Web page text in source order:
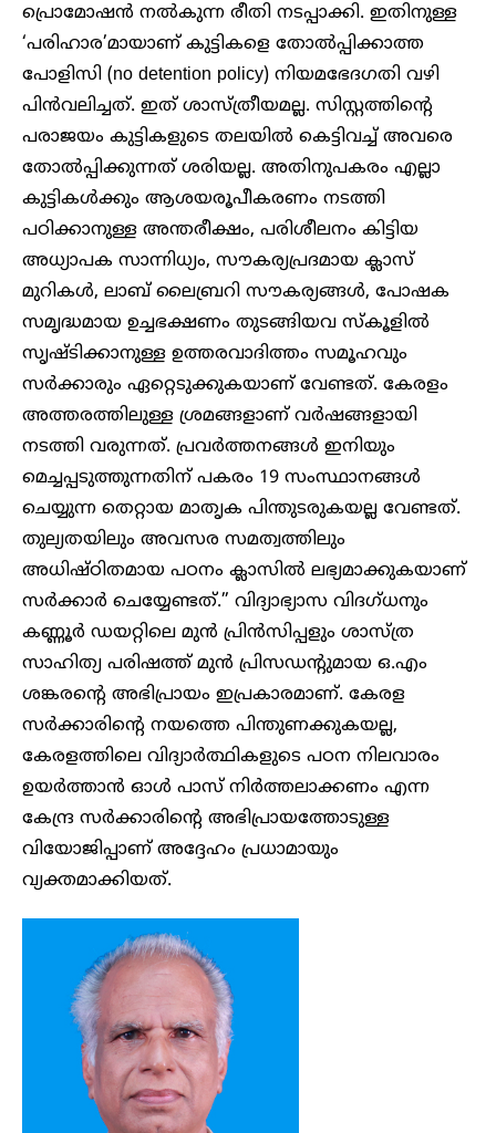
പ്രൊമോഷൻ നൽകുന്ന രീതി നടപ്പാക്കി. ഇതിനുള്ള
‘പരിഹാര’മായാണ് കുട്ടികളെ തോൽപ്പിക്കാത്ത
പോളിസി (no detention policy) നിയമഭേദഗതി വഴി
പിൻവലിച്ചത്. ഇത് ശാസ്ത്രീയമല്ല. സിസ്റ്റത്തിന്റെ
പരാജയം കുട്ടികളുടെ തലയിൽ കെട്ടിവച്ച് അവരെ
തോൽപ്പിക്കുന്നത് ശരിയല്ല. അതിനുപകരം എല്ലാ
കുട്ടികൾക്കും ആശയരൂപീകരണം നടത്തി
പഠിക്കാനുള്ള അന്തരീക്ഷം, പരിശീലനം കിട്ടിയ
അധ്യാപക സാന്നിധ്യം, സൗകര്യപ്രദമായ ക്ലാസ്
മുറികൾ, ലാബ് ലൈബ്രറി സൗകര്യങ്ങൾ, പോഷക
സമൃദ്ധമായ ഉച്ചഭക്ഷണം തുടങ്ങിയവ സ്‌കൂളിൽ
സൃഷ്ടിക്കാനുള്ള ഉത്തരവാദിത്തം സമൂഹവും
സർക്കാരും ഏറ്റെടുക്കുകയാണ് വേണ്ടത്. കേരളം
അത്തരത്തിലുള്ള ശ്രമങ്ങളാണ് വർഷങ്ങളായി
നടത്തി വരുന്നത്. പ്രവർത്തനങ്ങൾ ഇനിയും
മെച്ചപ്പടുത്തുന്നതിന് പകരം 19 സംസ്ഥാനങ്ങൾ
ചെയ്യുന്ന തെറ്റായ മാതൃക പിന്തുടരുകയല്ല വേണ്ടത്.
തുല്യതയിലും അവസര സമത്വത്തിലും
അധിഷ്ഠിതമായ പഠനം ക്ലാസിൽ ലഭ്യമാക്കുകയാണ്
സർക്കാർ ചെയ്യേണ്ടത്.‌” വിദ്യാഭ്യാസ വിദഗ്ധനും
കണ്ണൂർ ഡയറ്റിലെ മുൻ പ്രിൻസിപ്പളും ശാസ്ത്ര
സാഹിത്യ പരിഷത്ത് മുൻ പ്രിസഡന്റുമായ ഒ.എം
ശങ്കരൻ്റെ അഭിപ്രായം ഇപ്രകാരമാണ്. കേരള
സർക്കാരിൻ്റെ നയത്തെ പിന്തുണക്കുകയല്ല,
കേരളത്തിലെ വിദ്യാർത്ഥികളുടെ പഠന നിലവാരം
ഉയർത്താൻ ഓൾ പാസ് നിർത്തലാക്കണം എന്ന
കേന്ദ്ര സർക്കാരിൻ്റെ അഭിപ്രായത്തോടുള്ള
വിയോജിപ്പാണ് അദ്ദേഹം പ്രധാമായും
വ്യക്തമാക്കിയത്.